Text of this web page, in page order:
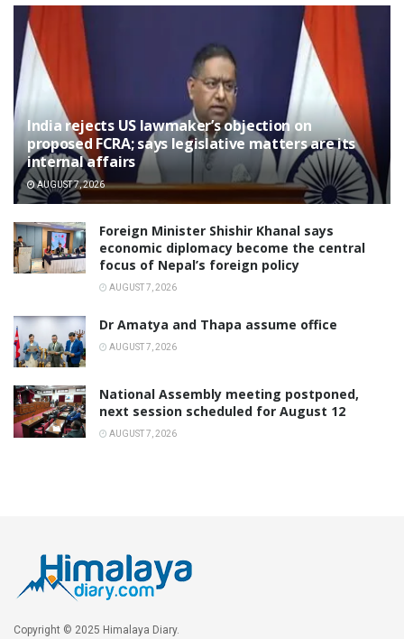
India rejects US lawmaker’s objection on
proposed FCRA; says legislative matters are its
internal affairs
AUGUST 7, 2026
Foreign Minister Shishir Khanal says
economic diplomacy become the central
focus of Nepal’s foreign policy
AUGUST 7, 2026
Dr Amatya and Thapa assume office
AUGUST 7, 2026
National Assembly meeting postponed,
next session scheduled for August 12
AUGUST 7, 2026
Copyright © 2025 Himalaya Diary.